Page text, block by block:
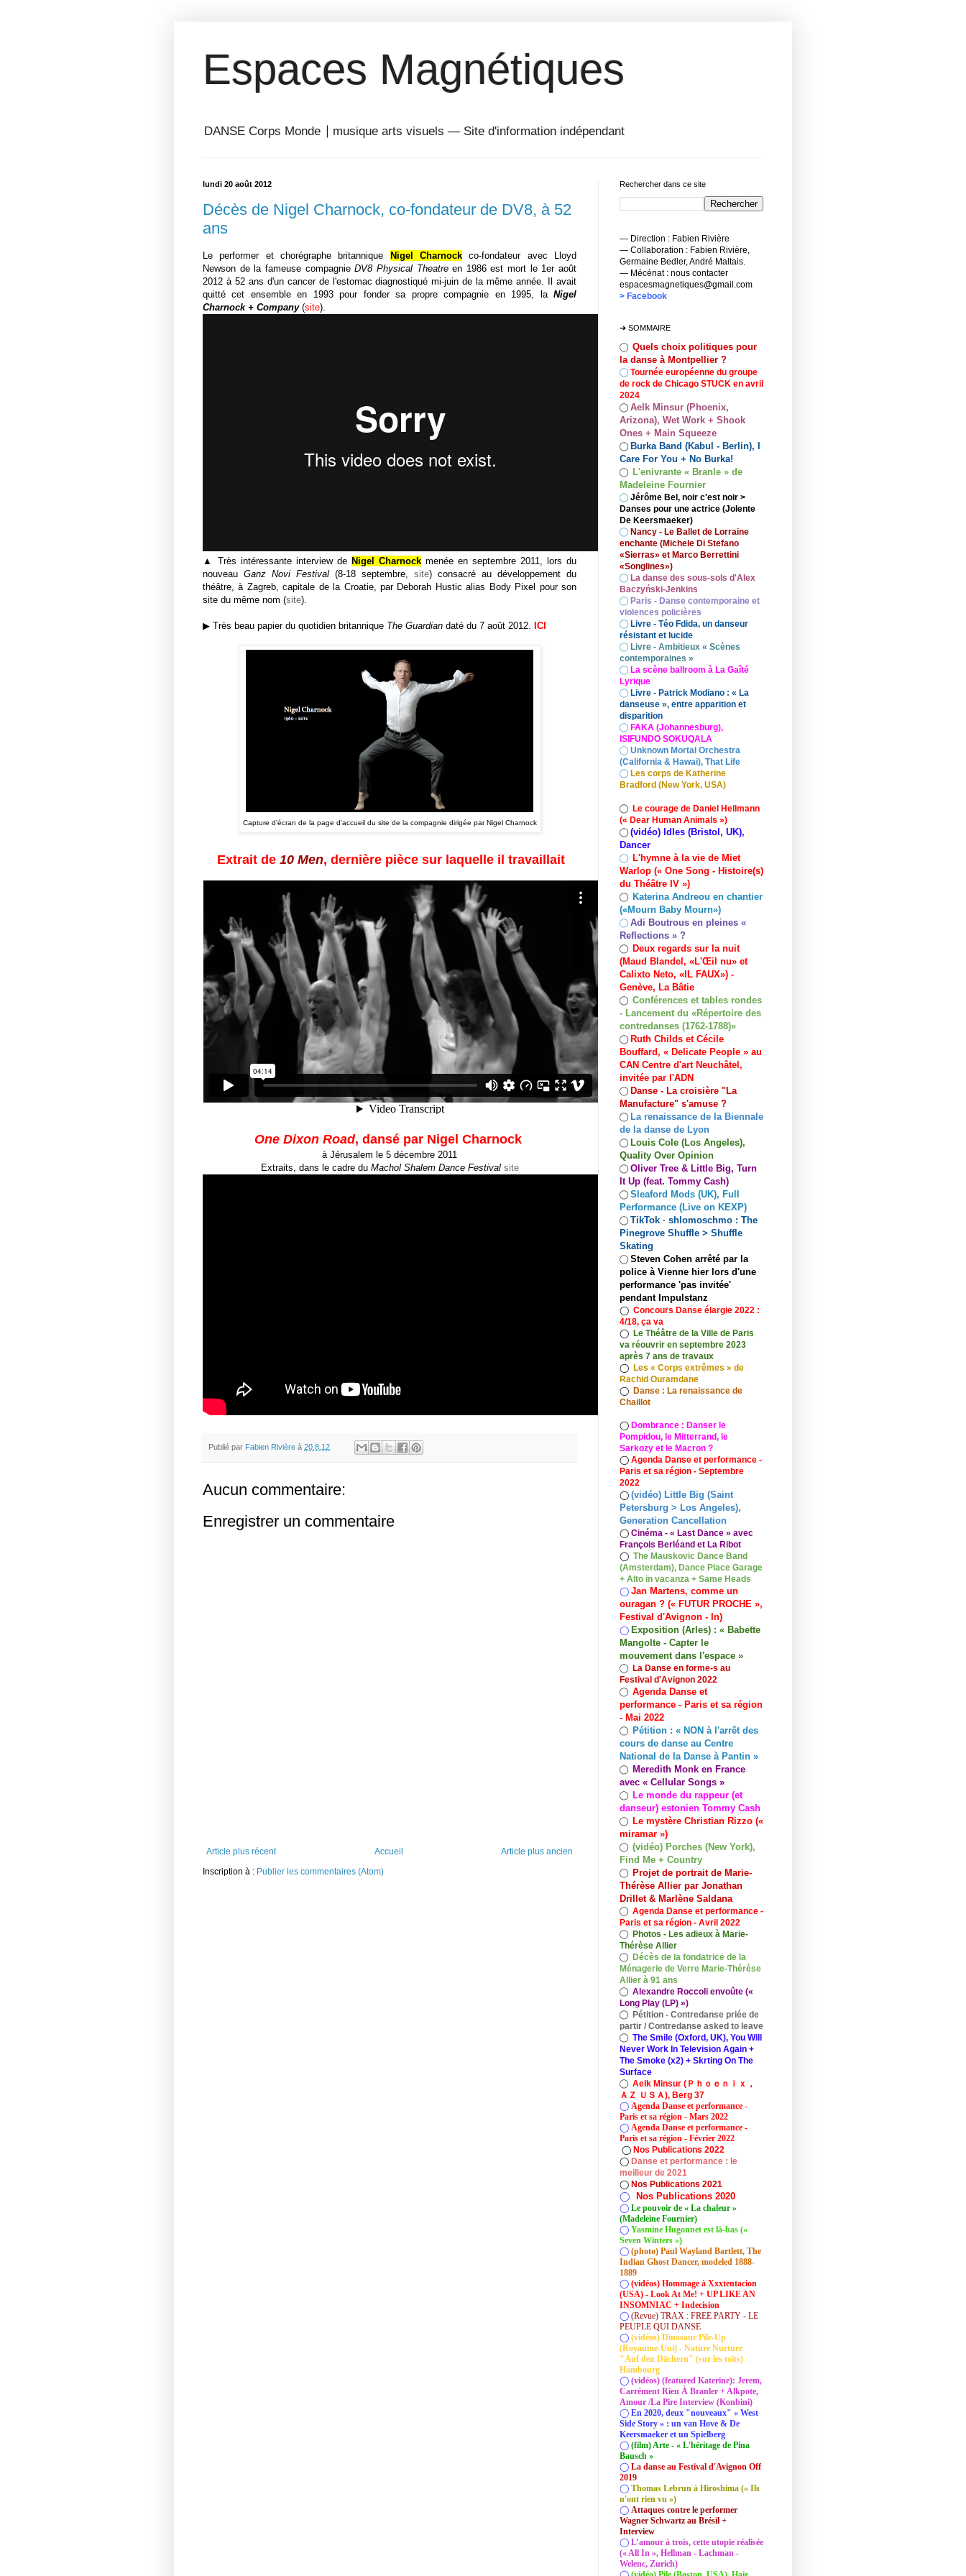
Espaces Magnétiques
DANSE Corps Monde ⎥ musique arts visuels — Site d'information indépendant
lundi 20 août 2012
Décès de Nigel Charnock, co-fondateur de DV8, à 52
ans
Le performer et chorégraphe britannique Nigel Charnock co-fondateur avec Lloyd
Newson de la fameuse compagnieDV8 Physical Theatreen 1986 est mort le 1er août
2012 à 52 ans d'un cancer de l'estomac diagnostiqué mi-juin de la même année. Il avait
quitté cet ensemble en 1993 pour fonder sa propre compagnie en 1995, la Nigel
Charnock + Company(site).
▲ Très intéressante interview de Nigel Charnock menée en septembre 2011, lors du
nouveau Ganz Novi Festival (8-18 septembre, site) consacré au développement du
théâtre, à Zagreb, capitale de la Croatie, par Deborah Hustic alias Body Pixel pour son
site du même nom (site).
▶ Très beau papier du quotidien britannique The Guardian daté du 7 août 2012. ICI
Capture d'écran de la page d'accueil du site de la compagnie dirigée par Nigel Charnock
Extrait de 10 Men, dernière pièce sur laquelle il travaillait
One Dixon Road, dansé par Nigel Charnock
à Jérusalem le 5 décembre 2011
Extraits, dans le cadre du Machol Shalem Dance Festival site
Publié par Fabien Rivière à 20.8.12
Aucun commentaire:
Enregistrer un commentaire
Article plus récent Article plus ancien
Accueil
Inscription à : Publier les commentaires (Atom)
Rechercher dans ce site
— Direction : Fabien Rivière
— Collaboration : Fabien Rivière,
Germaine Bedler, André Maltais.
— Mécénat : nous contacter
espacesmagnetiques@gmail.com
> Facebook
➜ SOMMAIRE
◯ Quels choix politiques pour
la danse à Montpellier ?
◯ Tournée européenne du groupe
de rock de Chicago STUCK en avril
2024
◯ Aelk Minsur (Phoenix,
Arizona), Wet Work + Shook
Ones + Main Squeeze
◯ Burka Band (Kabul - Berlin), I
Care For You + No Burka!
◯ L'enivrante « Branle » de
Madeleine Fournier
◯ Jérôme Bel, noir c'est noir >
Danses pour une actrice (Jolente
De Keersmaeker)
◯ Nancy - Le Ballet de Lorraine
enchante (Michele Di Stefano
«Sierras» et Marco Berrettini
«Songlines»)
◯ La danse des sous-sols d'Alex
Baczyński-Jenkins
◯ Paris - Danse contemporaine et
violences policières
◯ Livre - Téo Fdida, un danseur
résistant et lucide
◯ Livre - Ambitieux « Scènes
contemporaines »
◯ La scène ballroom à La Gaîté
Lyrique
◯ Livre - Patrick Modiano : « La
danseuse », entre apparition et
disparition
◯ FAKA (Johannesburg),
ISIFUNDO SOKUQALA
◯ Unknown Mortal Orchestra
(California & Hawai), That Life
◯ Les corps de Katherine
Bradford (New York, USA)
◯ Le courage de Daniel Hellmann
(« Dear Human Animals »)
◯ (vidéo) Idles (Bristol, UK),
Dancer
◯ L'hymne à la vie de Miet
Warlop (« One Song - Histoire(s)
du Théâtre IV »)
◯ Katerina Andreou en chantier
(«Mourn Baby Mourn»)
◯ Adi Boutrous en pleines «
Reflections » ?
◯ Deux regards sur la nuit
(Maud Blandel, «L'Œil nu» et
Calixto Neto, «IL FAUX») -
Genève, La Bâtie
◯ Conférences et tables rondes
- Lancement du «Répertoire des
contredanses (1762-1788)»
◯ Ruth Childs et Cécile
Bouffard, « Delicate People » au
CAN Centre d'art Neuchâtel,
invitée par l'ADN
◯ Danse - La croisière "La
Manufacture" s'amuse ?
◯ La renaissance de la Biennale
de la danse de Lyon
◯ Louis Cole (Los Angeles),
Quality Over Opinion
◯ Oliver Tree & Little Big, Turn
It Up (feat. Tommy Cash)
◯ Sleaford Mods (UK), Full
Performance (Live on KEXP)
◯ TikTok · shlomoschmo : The
Pinegrove Shuffle > Shuffle
Skating
◯ Steven Cohen arrêté par la
police à Vienne hier lors d'une
performance 'pas invitée'
pendant Impulstanz
◯ Concours Danse élargie 2022 :
4/18, ça va
◯ Le Théâtre de la Ville de Paris
va réouvrir en septembre 2023
après 7 ans de travaux
◯ Les « Corps extrêmes » de
Rachid Ouramdane
◯ Danse : La renaissance de
Chaillot
◯ Dombrance : Danser le
Pompidou, le Mitterrand, le
Sarkozy et le Macron ?
◯ Agenda Danse et performance -
Paris et sa région - Septembre
2022
◯ (vidéo) Little Big (Saint
Petersburg > Los Angeles),
Generation Cancellation
◯ Cinéma - « Last Dance » avec
François Berléand et La Ribot
◯ The Mauskovic Dance Band
(Amsterdam), Dance Place Garage
+ Alto in vacanza + Same Heads
◯ Jan Martens, comme un
ouragan ? (« FUTUR PROCHE »,
Festival d'Avignon - In)
◯ Exposition (Arles) : « Babette
Mangolte - Capter le
mouvement dans l'espace »
◯ La Danse en forme-s au
Festival d'Avignon 2022
◯ Agenda Danse et
performance - Paris et sa région
- Mai 2022
◯ Pétition : « NON à l'arrêt des
cours de danse au Centre
National de la Danse à Pantin »
◯ Meredith Monk en France
avec « Cellular Songs »
◯ Le monde du rappeur (et
danseur) estonien Tommy Cash
◯ Le mystère Christian Rizzo («
miramar »)
◯ (vidéo) Porches (New York),
Find Me + Country
◯ Projet de portrait de Marie-
Thérèse Allier par Jonathan
Drillet & Marlène Saldana
◯ Agenda Danse et performance -
Paris et sa région - Avril 2022
◯ Photos - Les adieux à Marie-
Thérèse Allier
◯ Décès de la fondatrice de la
Ménagerie de Verre Marie-Thérèse
Allier à 91 ans
◯ Alexandre Roccoli envoûte («
Long Play (LP) »)
◯ Pétition - Contredanse priée de
partir / Contredanse asked to leave
◯ The Smile (Oxford, UK), You Will
Never Work In Television Again +
The Smoke (x2) + Skrting On The
Surface
◯ Aelk Minsur (Ｐｈｏｅｎｉｘ，
ＡＺ ＵＳＡ), Berg 37
◯ Agenda Danse et performance -
Paris et sa région - Mars 2022
◯ Agenda Danse et performance -
Paris et sa région - Février 2022
◯ Nos Publications 2022
◯ Danse et performance : le
meilleur de 2021
◯ Nos Publications 2021
◯ Nos Publications 2020
◯ Le pouvoir de « La chaleur »
(Madeleine Fournier)
◯ Yasmine Hugonnet est là-bas («
Seven Winters »)
◯ (photo) Paul Wayland Bartlett, The
Indian Ghost Dancer, modeled 1888-
1889
◯ (vidéos) Hommage à Xxxtentacion
(USA) - Look At Me! + UP LIKE AN
INSOMNIAC + Indecision
◯ (Revue) TRAX : FREE PARTY - LE
PEUPLE QUI DANSE
◯ (vidéos) Dinosaur Pile-Up
(Royaume-Uni) - Nature Nurture
"Auf den Dächern" (sur les toits) -
Hambourg
◯ (vidéos) (featured Katerine): Jerem,
Carrément Rien À Branler + Alkpote,
Amour /La Pire Interview (Konbini)
◯ En 2020, deux "nouveaux" « West
Side Story » : un van Hove & De
Keersmaeker et un Spielberg
◯ (film) Arte - « L'héritage de Pina
Bausch »
◯ La danse au Festival d'Avignon Off
2019
◯ Thomas Lebrun à Hiroshima (« Ils
n'ont rien vu »)
◯ Attaques contre le performer
Wagner Schwartz au Brésil +
Interview
◯ L’amour à trois, cette utopie réalisée
(« All In », Hellman - Lachman -
Welenc, Zurich)